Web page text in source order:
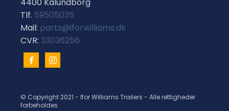
Tlf. 59505035
Mail: parts@iforwilliams.dk
CVR: 33036256
© Copyright 2021 - Ifor Williams Trailers - Alle rettigheder
forbeholdes